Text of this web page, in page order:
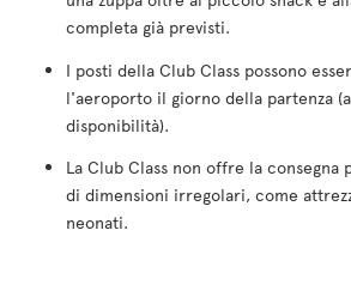
completa già previsti.
I posti della Club Class possono
l'aeroporto il giorno della partenza
disponibilità).
La Club Class non offre la
di dimensioni irregolari, come
neonati.